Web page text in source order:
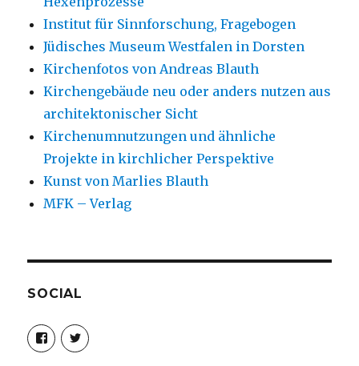
Institut für Sinnforschung, Fragebogen
Jüdisches Museum Westfalen in Dorsten
Kirchenfotos von Andreas Blauth
Kirchengebäude neu oder anders nutzen aus
architektonischer Sicht
Kirchenumnutzungen und ähnliche
Projekte in kirchlicher Perspektive
Kunst von Marlies Blauth
MFK – Verlag
SOCIAL
Profil
von
christoph.fleischer1
Profil
von